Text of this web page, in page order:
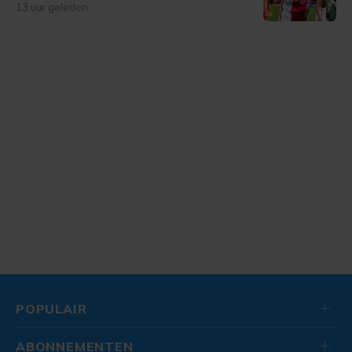
13 uur geleden
POPULAIR
ABONNEMENTEN